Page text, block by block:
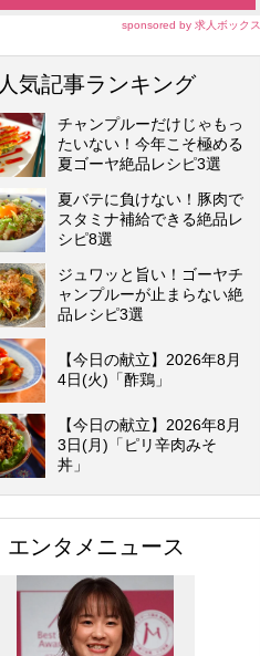
sponsored by 求人ボックス
人気記事ランキング
チャンプルーだけじゃもっ
たいない！今年こそ極める
夏ゴーヤ絶品レシピ3選
夏バテに負けない！豚肉で
スタミナ補給できる絶品レ
シピ8選
ジュワッと旨い！ゴーヤチ
ャンプルーが止まらない絶
品レシピ3選
【今日の献立】2026年8月
4日(火)「酢鶏」
【今日の献立】2026年8月
3日(月)「ピリ辛肉みそ
丼」
エンタメニュース